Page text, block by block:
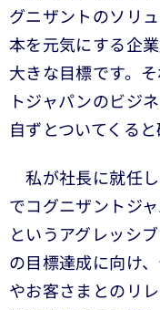
グニザントのソリ
本を元気にする企
大きな目標です。
トジャパンのビジ
自ずとついてくると
私が社長に就任し
でコグニザントジ
というアグレッシ
の目標達成に向け
やお客さまとのリ